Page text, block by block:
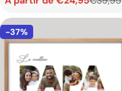
Prix
de
vente
Prix
habituel
-37%